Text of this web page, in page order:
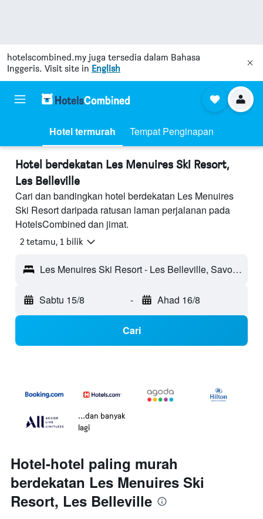
hotelscombined.my juga tersedia dalam Bahasa
Inggeris. Visit site in English
Hotel termurah Tempat Penginapan
Hotel berdekatan Les Menuires Ski Resort,
Les Belleville
Cari dan bandingkan hotel berdekatan Les Menuires
Ski Resort daripada ratusan laman perjalanan pada
HotelsCombined dan jimat.
2 tetamu, 1 bilik
Les Menuires Ski Resort - Les Belleville, Savoie, Perancis
Sabtu 15/8 - Ahad 16/8
Cari
...dan banyak
lagi
Hotel-hotel paling murah
berdekatan Les Menuires Ski
Resort, Les Belleville